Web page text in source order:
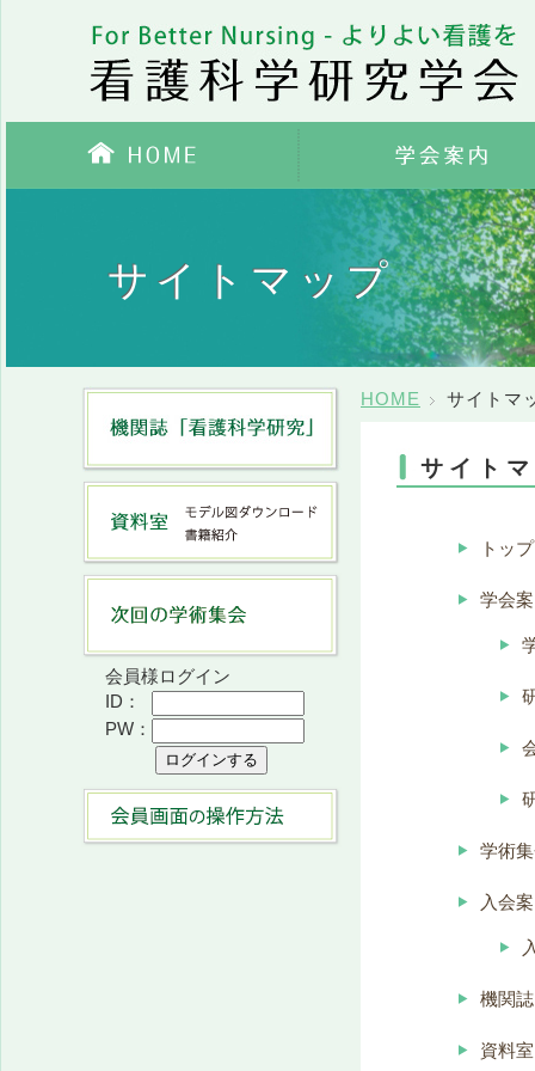
学会案内
サイトマップ
HOME サイトマ
サイト
トップ
学会
学術
入会
機関
資料室
会員様ログイン
ID：
PW：